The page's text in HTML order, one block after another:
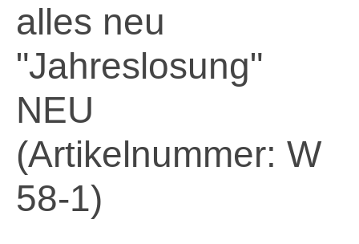
alles neu
"Jahreslosung"
NEU
(Artikelnummer: W
58-1)